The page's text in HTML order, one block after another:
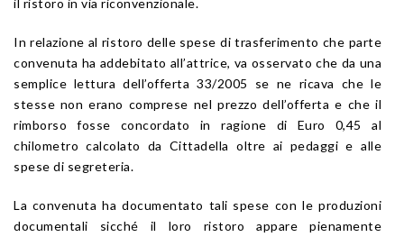
il ristoro in via riconvenzionale.
In relazione al ristoro delle spese di trasferimento che parte
convenuta ha addebitato all’attrice, va osservato che da una
semplice lettura dell’offerta 33/2005 se ne ricava che le
stesse non erano comprese nel prezzo dell’offerta e che il
rimborso fosse concordato in ragione di Euro 0,45 al
chilometro calcolato da Cittadella oltre ai pedaggi e alle
spese di segreteria.
La convenuta ha documentato tali spese con le produzioni
documentali sicché il loro ristoro appare pienamente